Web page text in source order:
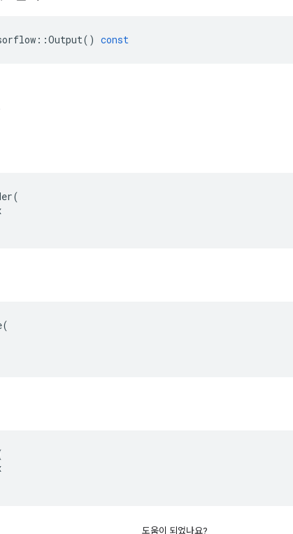
::Output() const
도움이 되었나요?